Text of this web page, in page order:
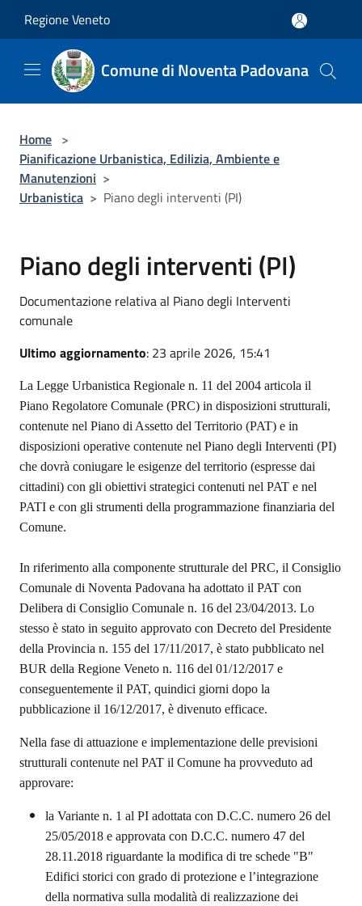
Regione Veneto
Comune di Noventa Padovana
Home >
Pianificazione Urbanistica, Edilizia, Ambiente e
Manutenzioni >
Urbanistica > Piano degli interventi (PI)
Piano degli interventi (PI)
Documentazione relativa al Piano degli Interventi
comunale
Ultimo aggiornamento: 23 aprile 2026, 15:41
La Legge Urbanistica Regionale n. 11 del 2004 articola il
Piano Regolatore Comunale (PRC) in disposizioni strutturali,
contenute nel Piano di Assetto del Territorio (PAT) e in
disposizioni operative contenute nel Piano degli Interventi (PI)
che dovrà coniugare le esigenze del territorio (espresse dai
cittadini) con gli obiettivi strategici contenuti nel PAT e nel
PATI e con gli strumenti della programmazione finanziaria del
Comune.
In riferimento alla componente strutturale del PRC, il Consiglio
Comunale di Noventa Padovana ha adottato il PAT con
Delibera di Consiglio Comunale n. 16 del 23/04/2013. Lo
stesso è stato in seguito approvato con Decreto del Presidente
della Provincia n. 155 del 17/11/2017, è stato pubblicato nel
BUR della Regione Veneto n. 116 del 01/12/2017 e
conseguentemente il PAT, quindici giorni dopo la
pubblicazione il 16/12/2017, è divenuto efficace.
Nella fase di attuazione e implementazione delle previsioni
strutturali contenute nel PAT il Comune ha provveduto ad
approvare:
la Variante n. 1 al PI adottata con D.C.C. numero 26 del
25/05/2018 e approvata con D.C.C. numero 47 del
28.11.2018 riguardante la modifica di tre schede "B"
Edifici storici con grado di protezione e l’integrazione
della normativa sulla modalità di realizzazione dei